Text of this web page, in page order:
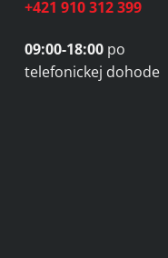
+421 910 312 399
09:00-18:00 po
telefonickej dohode